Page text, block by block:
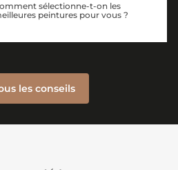
sélectionne-t-on les
peintures pour vous ?
les conseils